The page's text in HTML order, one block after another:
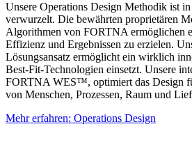
Unsere Operations Design Methodik ist
verwurzelt. Die bewährten proprietären
Algorithmen von FORTNA ermöglichen
Effizienz und Ergebnissen zu erzielen.
Lösungsansatz ermöglicht ein wirklich
Best-Fit-Technologien einsetzt. Unsere
FORTNA WES™, optimiert das Design
von Menschen, Prozessen, Raum und
Mehr erfahren: Operations Design